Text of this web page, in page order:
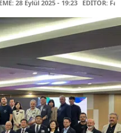
28 Eylül 2025 - 19:23 EDİTÖR: